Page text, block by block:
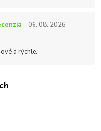
- 06. 08. 2026
a rýchle.